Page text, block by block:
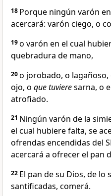
18 Porque ningún varón
acercará: varón ciego, o
19o varón en el cual
quebradura de mano,
20o jorobado, o
ojo, o que tuvieresarna, o
atrofiado.
21 Ningún varón de la
el cual hubiere falta, se
ofrendas encendidas del
acercará a ofrecer el pan
22 El pan de su Dios, de lo
santificadas, comerá.